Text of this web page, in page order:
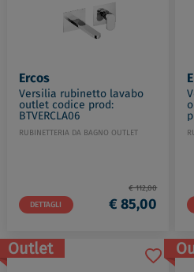
Ercos
Versilia rubinetto lavabo
outlet codice prod:
BTVERCLA06
RUBINETTERIA DA BAGNO OUTLET
DETTAGLI
€ 112,00
€ 85,00
Outlet